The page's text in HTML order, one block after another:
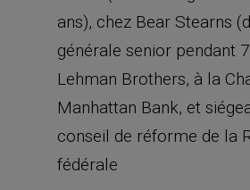
ans), chez Bear Stearns
générale senior pendant
Lehman Brothers, à la
Manhattan Bank, et
conseil de réforme de la
fédérale